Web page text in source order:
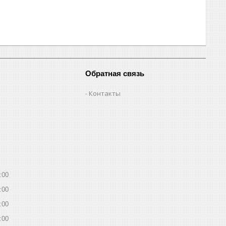
Обратная связь
Контакты